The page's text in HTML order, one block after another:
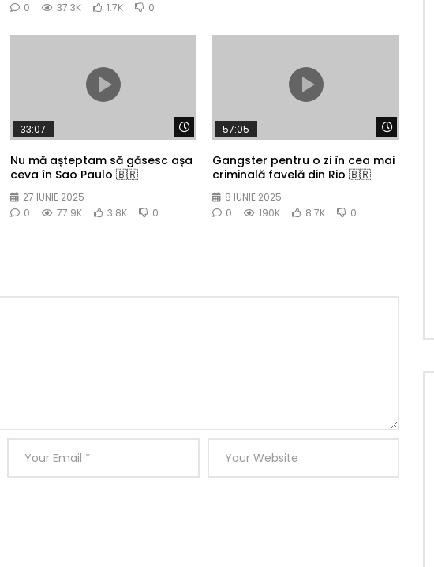
0
37.3K 1.7K 0
Watch Later Watch Later
33:07
Nu mă așteptam să găsesc așa
ceva în Sao Paulo 🇧🇷
27 IUNIE 2025
0
77.9K 3.8K 0
57:05
Gangster pentru o zi în cea mai
criminală favelă din Rio 🇧🇷
8 IUNIE 2025
0
190K 8.7K 0